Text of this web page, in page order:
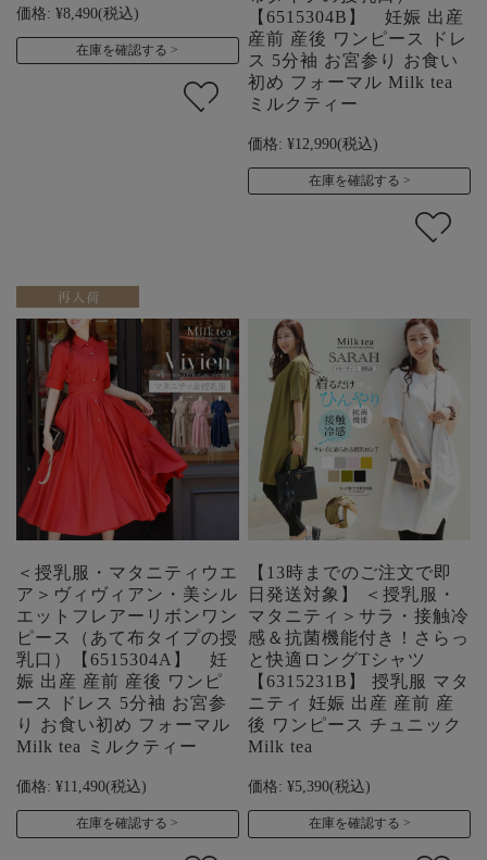
価格: ¥8,490(税込)
在庫を確認する
【6515304B】 妊娠 出産
産前 産後 ワンピース ドレ
ス 5分袖 お宮参り お食い
初め フォーマル Milk tea
ミルクティー
価格: ¥12,990(税込)
在庫を確認する
＜授乳服・マタニティウエ
ア＞ヴィヴィアン・美シル
エットフレアーリボンワン
ピース（あて布タイプの授
乳口）【6515304A】 妊
娠 出産 産前 産後 ワンピ
ース ドレス 5分袖 お宮参
り お食い初め フォーマル
Milk tea ミルクティー
価格: ¥11,490(税込)
在庫を確認する
【13時までのご注文で即
日発送対象】 ＜授乳服・
マタニティ＞サラ・接触冷
感＆抗菌機能付き！さらっ
と快適ロングTシャツ
【6315231B】 授乳服 マタ
ニティ 妊娠 出産 産前 産
後 ワンピース チュニック
Milk tea
価格: ¥5,390(税込)
在庫を確認する